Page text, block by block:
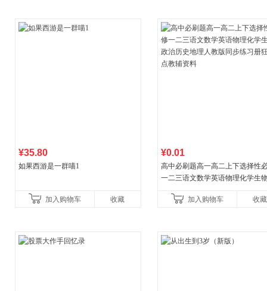
¥35.80
如果西游是一群喵1
加入购物车 收藏
¥0.01
高中必刷题高一高二上下选择性
一二三语文数学英语物理化学生
教辅资料加入购物车 收藏